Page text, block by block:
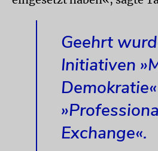
Geehrt
Initiativen
Exchange«.